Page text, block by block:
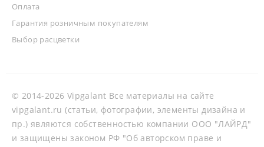
Оплата
Гарантия розничным покупателям
Выбор расцветки
© 2014-2026 Vipgalant Все материалы на сайте
vipgalant.ru (статьи, фотографии, элементы дизайна и
пр.) являются собственностью компании ООО "ЛАЙРД"
и защищены законом РФ "Об авторском праве и